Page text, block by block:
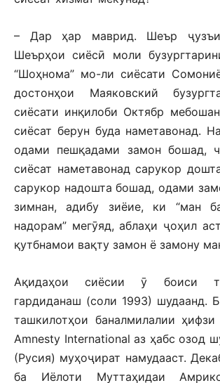
– Дар ҳар маврид. Шеър ҷузъи
Шеърҳои сиёсӣ моли
“Шоҳнома” мо-ли сиёсати
достонҳои Маяковский
сиёсати инқилоби Октябр
сиёсат берун буда наметавонад.
одами пешқадами замон бошад,
сиёсат наметавонад сарукор
сарукор надошта бошад, одами
зимнан, адибу зиёие, ки “ман
надорам” мегӯяд, аблаҳи ҷоҳил
қутбнамои вақту замон ё замону
Ақидаҳои сиёсии ӯ боиси
гардиданаш (соли 1993) шудаанд.
ташкилотҳои баналмилалии ҳифзи
Amnesty International аз ҳабс озод
(Русия) муҳоҷират намудааст.
ба Иёлоти Муттаҳидаи